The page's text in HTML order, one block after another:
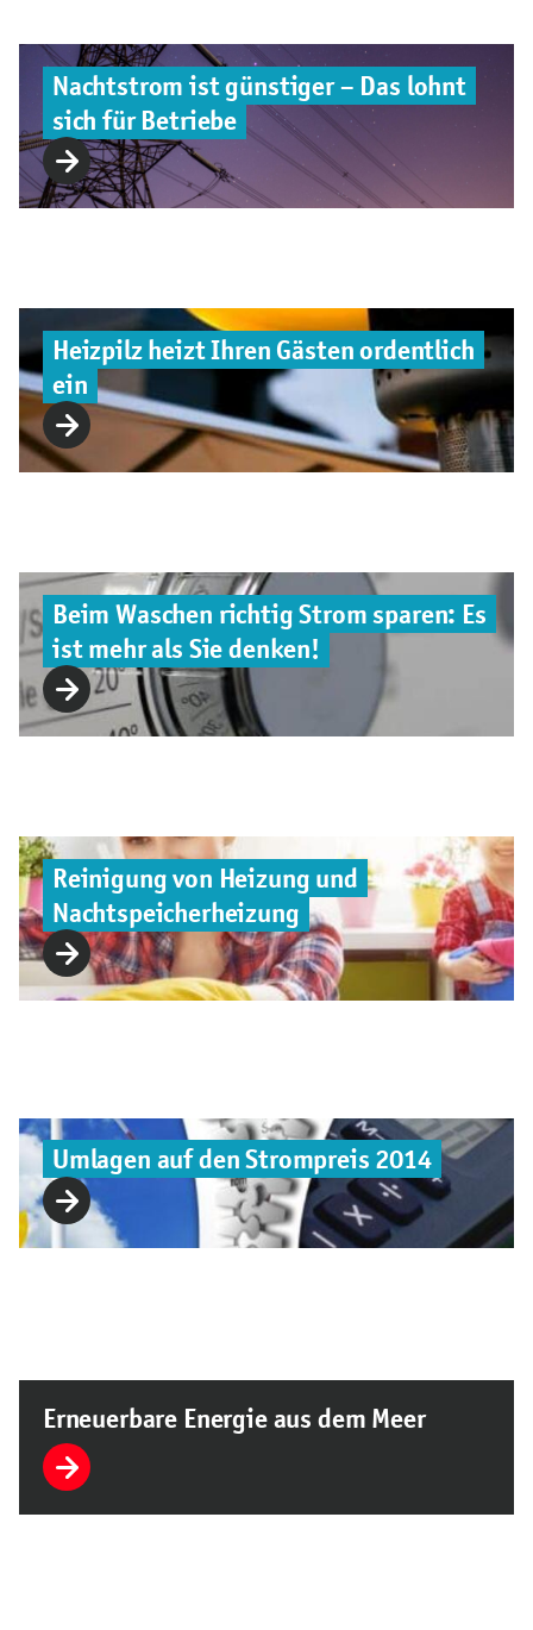
Nachtstrom ist günstiger – Das lohnt
sich für Betriebe
Heizpilz heizt Ihren Gästen ordentlich
ein
Beim Waschen richtig Strom sparen: Es
ist mehr als Sie denken!
Reinigung von Heizung und
Nachtspeicherheizung
Umlagen auf den Strompreis 2014
Erneuerbare Energie aus dem Meer